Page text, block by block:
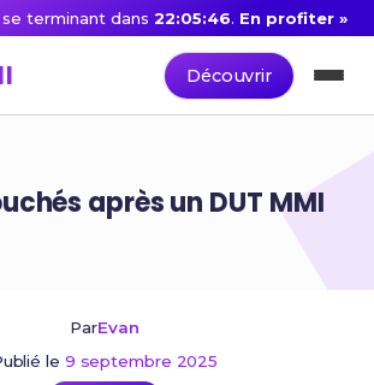
se terminant dans22:05:45. En profiter »
Découvrir
après un DUT MMI
ParEvan
le 9 septembre 2025